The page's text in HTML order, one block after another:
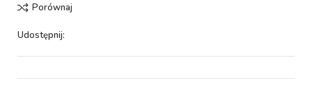
Porównaj
Udostępnij: